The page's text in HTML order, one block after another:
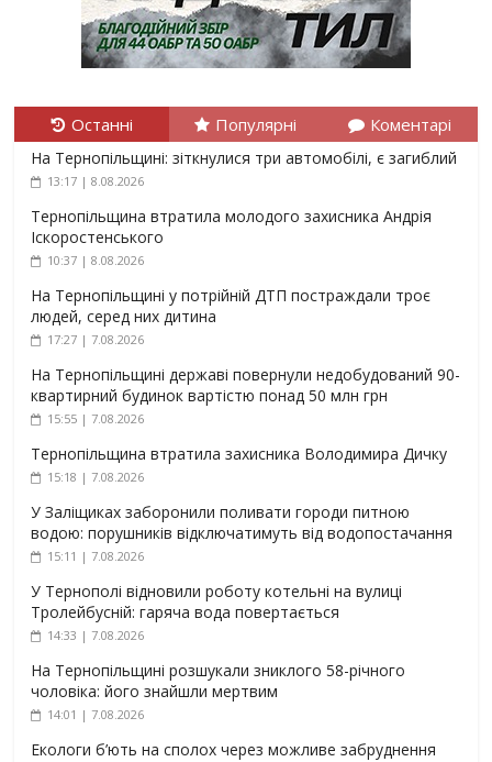
Останні Популярні Коментарі
На Тернопільщині: зіткнулися три автомобілі, є загиблий
13:17 | 8.08.2026
Тернопільщина втратила молодого захисника Андрія
Іскоростенського
10:37 | 8.08.2026
На Тернопільщині у потрійній ДТП постраждали троє
людей, серед них дитина
17:27 | 7.08.2026
На Тернопільщині державі повернули недобудований 90-
квартирний будинок вартістю понад 50 млн грн
15:55 | 7.08.2026
Тернопільщина втратила захисника Володимира Дичку
15:18 | 7.08.2026
У Заліщиках заборонили поливати городи питною
водою: порушників відключатимуть від водопостачання
15:11 | 7.08.2026
У Тернополі відновили роботу котельні на вулиці
Тролейбусній: гаряча вода повертається
14:33 | 7.08.2026
На Тернопільщині розшукали зниклого 58-річного
чоловіка: його знайшли мертвим
14:01 | 7.08.2026
Екологи б’ють на сполох через можливе забруднення